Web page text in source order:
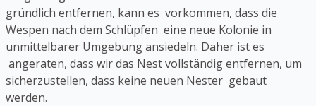
gründlich entfernen, kann es vorkommen, dass die
Wespen nach dem Schlüpfen eine neue Kolonie in
unmittelbarer Umgebung ansiedeln. Daher ist es
angeraten, dass wir das Nest vollständig entfernen, um
sicherzustellen, dass keine neuen Nester gebaut
werden.